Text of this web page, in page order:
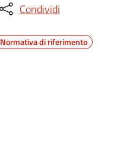
Condividi
Normativa di riferimento